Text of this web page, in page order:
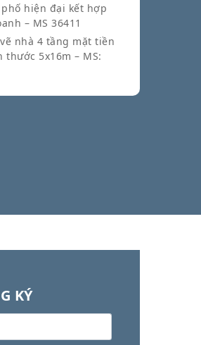
hiện đại kết hợp
– MS 36411
nhà 4 tầng mặt tiền
thước 5x16m – MS:
KÝ